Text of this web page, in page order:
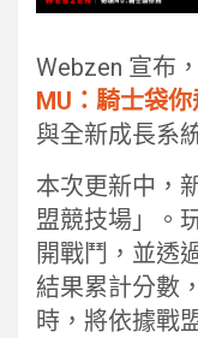
Webzen 宣布
MU：騎士袋你
與全新成長系
本次更新中，
盟競技場」。
開戰鬥，並透
結果累計分數
時，將依據戰